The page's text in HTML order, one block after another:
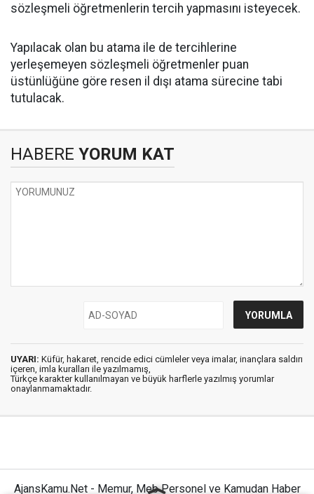
sözleşmeli öğretmenlerin tercih yapmasını isteyecek.
Yapılacak olan bu atama ile de tercihlerine
yerleşemeyen sözleşmeli öğretmenler puan
üstünlüğüne göre resen il dışı atama sürecine tabi
tutulacak.
HABERE YORUM KAT
UYARI: Küfür, hakaret, rencide edici cümleler veya imalar, inançlara saldırı
içeren, imla kuralları ile yazılmamış,
Türkçe karakter kullanılmayan ve büyük harflerle yazılmış yorumlar
onaylanmamaktadır.
AjansKamu.Net - Memur, Meb Personel ve Kamudan Haber